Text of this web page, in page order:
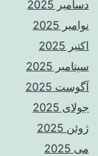
دسامبر 2025
نوامبر 2025
اکتبر 2025
سپتامبر 2025
آگوست 2025
جولای 2025
ژوئن 2025
می 2025